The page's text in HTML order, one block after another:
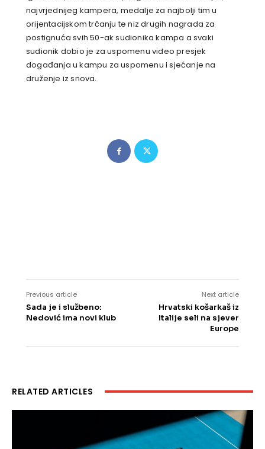
najvrjednijeg kampera, medalje za najbolji tim u
orijentacijskom trčanju te niz drugih nagrada za
postignuća svih 50-ak sudionika kampa a svaki
sudionik dobio je za uspomenu video presjek
događanja u kampu za uspomenu i sjećanje na
druženje iz snova.
Previous article
Sada je i službeno:
Nedović ima novi klub
Next article
Hrvatski košarkaš iz
Italije seli na sjever
Europe
RELATED ARTICLES